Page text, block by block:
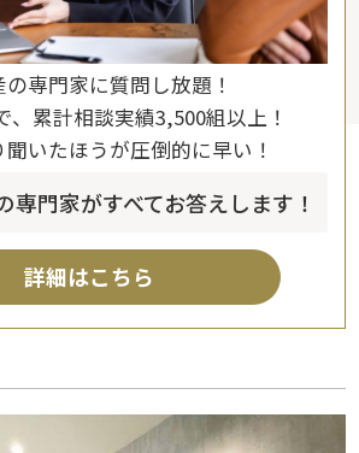
専門家に質問し放題！
、累計相談実績3,500組以上！
いたほうが圧倒的に早い！
専門家がすべてお答えします！
詳細はこちら